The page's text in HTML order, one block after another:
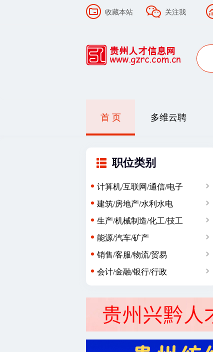
收藏本站 关注我
首 页 多维云聘
职位类别
计算机/互联网/通信/电子
建筑/房地产/水利水电
生产/机械制造/化工/技工
能源/汽车/矿产
销售/客服/物流/贸易
会计/金融/银行/行政
生物/制药/医疗/美容
编辑/策划/教育/培训
咨询/法律/科研/服务业